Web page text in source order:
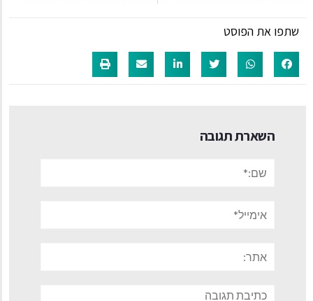
שתפו את הפוסט
השארת תגובה
תגובה